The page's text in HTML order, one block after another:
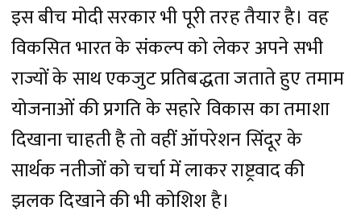
इस बीच मोदी सरकार भी पूरी तरह तैयार है। वह
विकसित भारत के संकल्प को लेकर अपने सभी
राज्यों के साथ एकजुट प्रतिबद्धता जताते हुए तमाम
योजनाओं की प्रगति के सहारे विकास का तमाशा
दिखाना चाहती है तो वहीं ऑपरेशन सिंदूर के
सार्थक नतीजों को चर्चा में लाकर राष्ट्रवाद की
झलक दिखाने की भी कोशिश है।